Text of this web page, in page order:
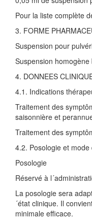
Pour la liste complète
3. FORME
Suspension pour
Suspension homogène
4. DONNEES
4.1. Indications
Traitement des
saisonnière et
Traitement des
4.2. Posologie et mode
Posologie
Réservé à
La posologie sera
´état clinique. Il
minimale efficace.